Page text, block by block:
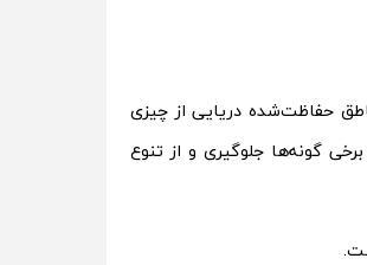
حفاظت‌شده دریایی از چیزی
گونه‌ها جلوگیری و از تنوع